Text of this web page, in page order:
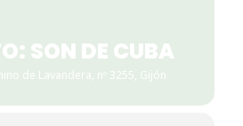
SON DE CUBA
de Lavandera, nº 3255, Gijón